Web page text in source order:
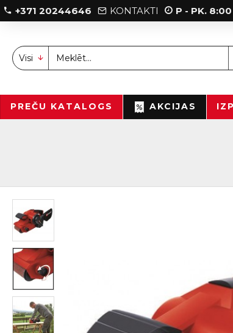
+371 20244646 KONTAKTI P - PK.
Visi
PREČU KATALOGS AKCIJAS